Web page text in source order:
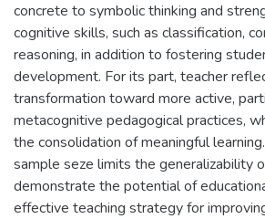
concrete to symbolic thinking and
cognitive skills, such as classification,
reasoning, in addition to fostering
development. For its part, teacher
transformation toward more active,
metacognitive pedagogical practices,
the consolidation of meaningful
sample seze limits the generalizability
demonstrate the potential of
effective teaching strategy for